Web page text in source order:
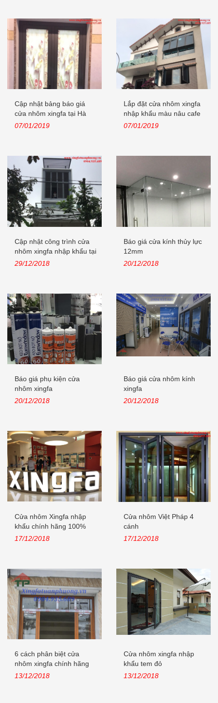
Cập nhật bảng báo giá
cửa nhôm xingfa tại Hà
Nội năm...
07/01/2019
Lắp đặt cửa nhôm xingfa
nhập khẩu màu nâu cafe
tại...
07/01/2019
Cập nhật công trình cửa
nhôm xingfa nhập khẩu tại
Lê...
29/12/2018
Báo giá cửa kính thủy lực
12mm
20/12/2018
Báo giá phụ kiện cửa
nhôm xingfa
20/12/2018
Báo giá cửa nhôm kính
xingfa
20/12/2018
Cửa nhôm Xingfa nhập
khẩu chính hãng 100%
Quảng Đông,...
17/12/2018
Cửa nhôm Việt Pháp 4
cánh
17/12/2018
6 cách phân biệt cửa
nhôm xingfa chính hãng
nhập khẩu
13/12/2018
Cửa nhôm xingfa nhập
khẩu tem đỏ
13/12/2018